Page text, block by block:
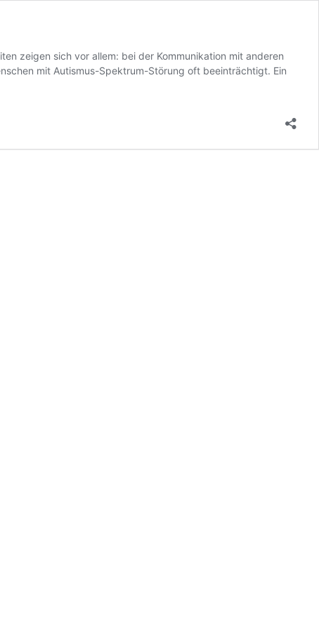
zeigen sich vor allem: bei der Kommunikation mit anderen
mit Autismus-Spektrum-Störung oft beeinträchtigt. Ein